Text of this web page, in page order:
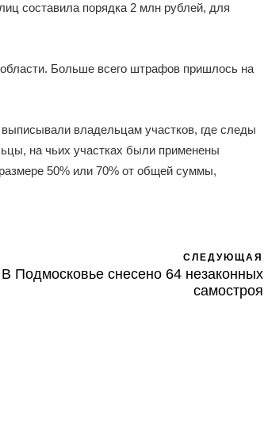
составила порядка 2 млн рублей, для
Больше всего штрафов пришлось на
владельцам участков, где следы
на чьих участках были применены
50% или 70% от общей суммы,
СЛЕДУЮЩАЯ
В Подмосковье снесено 64 незаконных
самостроя